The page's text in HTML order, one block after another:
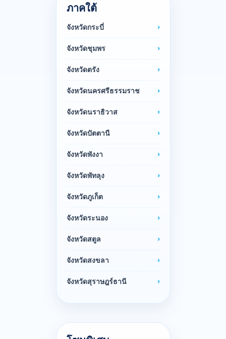
ภาคใต้
จังหวัดกระบี่
จังหวัดชุมพร
จังหวัดตรัง
จังหวัดนครศรีธรรมราช
จังหวัดนราธิวาส
จังหวัดปัตตานี
จังหวัดพังงา
จังหวัดพัทลุง
จังหวัดภูเก็ต
จังหวัดระนอง
จังหวัดสตูล
จังหวัดสงขลา
จังหวัดสุราษฎร์ธานี